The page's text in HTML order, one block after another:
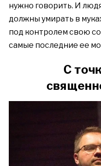
нужно говорить. И
должны умирать в
под контролем свою
самые последние ее
C